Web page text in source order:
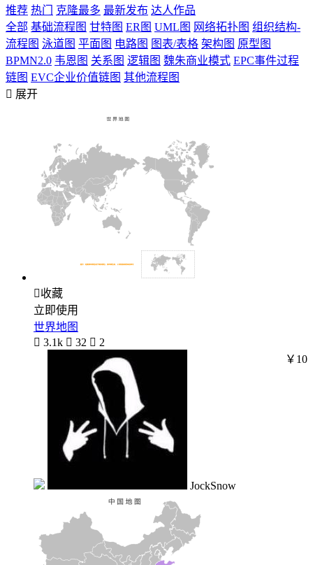
推荐 热门 克隆最多 最新发布 达人作品
全部 基础流程图 甘特图 ER图 UML图 网络拓扑图 组织结构-
流程图 泳道图 平面图 电路图 图表/表格 架构图 原型图
BPMN2.0 韦恩图 关系图 逻辑图 魏朱商业模式 EPC事件过程
链图 EVC企业价值链图 其他流程图
 展开
收藏
立即使用
世界地图
 3.1k  32  2
JockSnow
￥10